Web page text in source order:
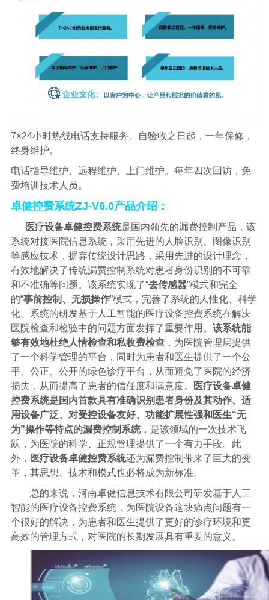
7×24小时热线电话支持服务。自验收之日起，一年保修，
终身维护。
电话指导维护、远程维护、上门维护。每年四次回访，免
费培训技术人员。
卓健控费系统ZJ-V6.0产品介绍：
医疗设备卓健控费系统是国内领先的漏费控制产品，该
系统对接医院信息系统，采用先进的人脸识别、图像识别
等感应技术，摒弃传统设计思路，采用先进的设计理念，
有效地解决了传统漏费控制系统对患者身份识别的不可靠
和不准确等问题。该系统实现了“去传感器”模式和完全
的“事前控制、无损操作”模式，完善了系统的人性化、科学
化。系统的研发基于人工智能的医疗设备控费系统在解决
医院检查和检验中的问题方面发挥了重要作用。 该系统能
够有效地杜绝人情检查和私收费检查 ，为医院管理层提供
了一个科学管理的平台，同时为患者和医生提供了一个公
平、公正、公开的绿色诊疗平台，从而避免了医院的经济
损失，从而提高了患者的信任度和满意度。
医疗设备卓健
控费系统是国内首款具有准确识别患者身份及其动作、适
用设备广泛、对受控设备友好、功能扩展性强和医生“无
为”操作等特点的漏费控制系统，是该领域的一次技术飞
跃，为医院的科学、正规管理提供了一个有力手段。此
外， 医疗设备卓健控费系统还为漏费控制带来了巨大的变
革，其思想、技术和模式也必将成为新标准。
总的来说，河南卓健信息技术有限公司研发基于人工
智能的医疗设备控费系统，为医院设备这块痛点问题有一
个很好的解决，为患者和医生提供了更好的诊疗环境和更
高效的管理方式，对医院的长期发展具有重要的意义。